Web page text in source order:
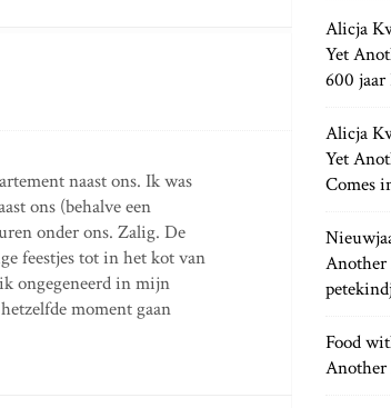
naast ons. Ik was
ons (behalve een
onder ons. Zalig. De
feestjes tot in het kot van
ongegeneerd in mijn
moment gaan
h
f
o
:
Alicja
Yet
600
Alicja
Yet
Comes
Another
Food
Another